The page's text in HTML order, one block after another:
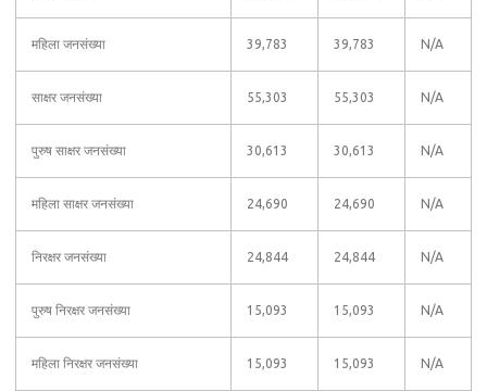
महिला जनसंख्या 39,783 39,783 N/A
साक्षर जनसंख्या 55,303 55,303 N/A
पुरुष साक्षर जनसंख्या 30,613 30,613 N/A
महिला साक्षर जनसंख्या 24,690 24,690 N/A
निरक्षर जनसंख्या 24,844 24,844 N/A
पुरुष निरक्षर जनसंख्या 15,093 15,093 N/A
महिला निरक्षर जनसंख्या 15,093 15,093 N/A